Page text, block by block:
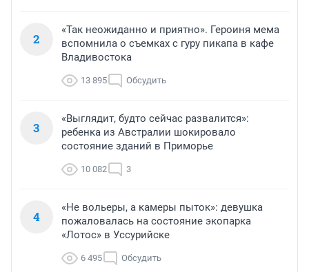
2
«Так неожиданно и приятно». Героиня мема
вспомнила о съемках с гуру пикапа в кафе
Владивостока
13 895 Обсудить
3
«Выглядит, будто сейчас развалится»:
ребенка из Австралии шокировало
состояние зданий в Приморье
10 082 3
4
«Не вольеры, а камеры пыток»: девушка
пожаловалась на состояние экопарка
«Лотос» в Уссурийске
6 495 Обсудить